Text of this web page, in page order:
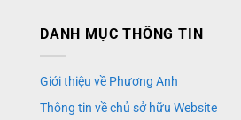
DANH MỤC THÔNG TIN
Giới thiệu về Phương Anh
Thông tin về chủ sở hữu Website